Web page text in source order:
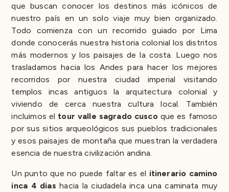
que buscan conocer los destinos más icónicos de
nuestro país en un solo viaje muy bien organizado.
Todo comienza con un recorrido guiado por Lima
donde conocerás nuestra historia colonial los distritos
más modernos y los paisajes de la costa. Luego nos
trasladamos hacia los Andes para hacer los mejores
recorridos por nuestra ciudad imperial visitando
templos incas antiguos la arquitectura colonial y
viviendo de cerca nuestra cultura local. También
incluimos el tour valle sagrado cusco que es famoso
por sus sitios arqueológicos sus pueblos tradicionales
y esos paisajes de montaña que muestran la verdadera
esencia de nuestra civilización andina.
Un punto que no puede faltar es el itinerario camino
inca 4 dias hacia la ciudadela inca una caminata muy